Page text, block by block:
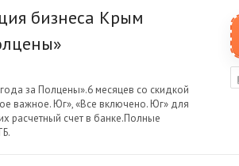
бизнеса Крым
за Полцены».6 месяцев со скидкой
важное. Юг», «Все включено. Юг» для
расчетный счет в банке.Полные